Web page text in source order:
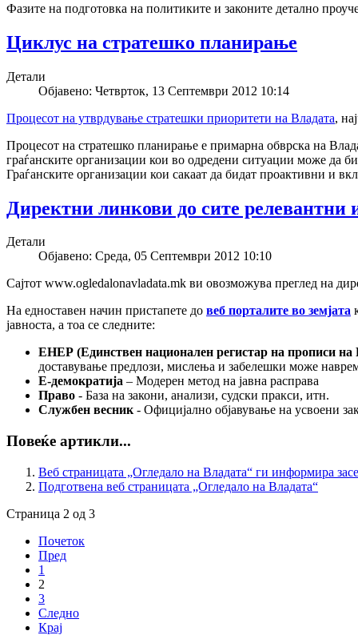
Фазите на подготовка на политиките и законите детално
Циклус на стратешко планирање
Детали
Објавено: Четврток, 13 Септември 2012 10:14
Процесот на утврдување стратешки приоритети на Владата,
Процесот на стратешко планирање е примарна обврска на
граѓанските организации кои во одредени ситуации може да
Граѓанските организации кои сакаат да бидат проактивни и
Директни линкови до сите релевантни
Детали
Објавено: Среда, 05 Септември 2012 10:10
Сајтот www.ogledalonavladata.mk ви овозможува преглед на
На едноставен начин пристапете до веб порталите во земјата
јавноста, а тоа се следните:
ЕНЕР (Единствен национален регистар на прописи на
доставување предлози, мислења и забелешки може
Е-демократијa – Модерен метод на јавна расправа
Право - База на закони, анализи, судски пракси, итн.
Службен весник- Официјално објавување на усвоени
Повеќе артикли...
Веб страницата „Огледало на Владата“ ги информира
Подготвена веб страницата „Огледало на Владата“
Страница 2 од 3
Почеток
Пред
1
2
3
Следно
Крај